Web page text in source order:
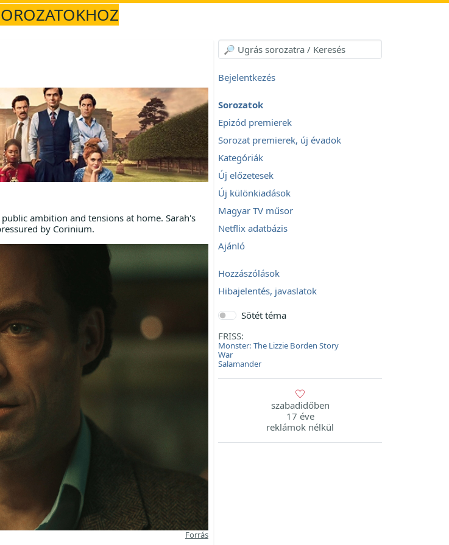
ambition and tensions at home. Sarah's
by Corinium.
Forrás
Bejelentkezés
Sorozatok
Epizód premierek
Sorozat premierek, új évadok
Kategóriák
Új előzetesek
Új különkiadások
Magyar TV műsor
Netflix adatbázis
Ajánló
Hozzászólások
Hibajelentés, javaslatok
Sötét téma
FRISS:
Monster: The Lizzie Borden Story
War
Salamander
szabadidőben
17 éve
reklámok nélkül